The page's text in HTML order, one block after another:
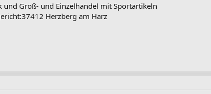
und Groß- und Einzelhandel mit Sportartikeln
Herzberg am Harz